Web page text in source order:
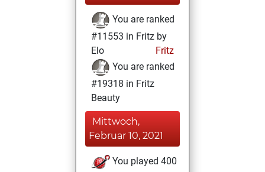
You are ranked
#11553 in Fritz by
Elo
Fritz
You are ranked
#19318 in Fritz
Beauty
Mittwoch,
Februar 10, 2021
You played 400